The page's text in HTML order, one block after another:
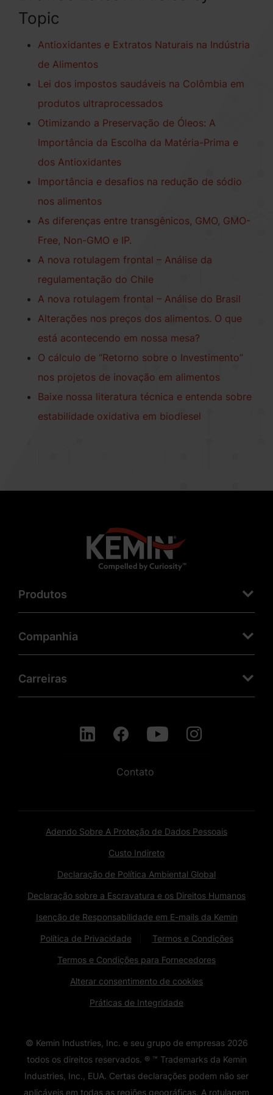
Topic
Antioxidantes e Extratos Naturais na Indústria
de Alimentos
Lei dos impostos saudáveis na Colômbia em
produtos ultraprocessados
Otimizando a Preservação de Óleos: A
Importância da Escolha da Matéria-Prima e
dos Antioxidantes
Importância e desafios na redução de sódio
nos alimentos
As diferenças entre transgênicos, GMO, GMO-
Free, Non-GMO e IP.
A nova rotulagem frontal – Análise da
regulamentação do Chile
A nova rotulagem frontal – Análise do Brasil
Alterações nos preços dos alimentos. O que
está acontecendo em nossa mesa?
O cálculo de “Retorno sobre o Investimento”
nos projetos de inovação em alimentos
Baixe nossa literatura técnica e entenda sobre
estabilidade oxidativa em biodiesel
Produtos
Companhia
Carreiras
Contato
Adendo Sobre A Proteção de Dados Pessoais
Custo Indireto
Declaração de Política Ambiental Global
Declaração sobre a Escravatura e os Direitos Humanos
Isenção de Responsabilidade em E-mails da Kemin
Política de Privacidade Termos e Condições
Termos e Condições para Fornecedores
Alterar consentimento de cookies
Práticas de Integridade
© Kemin Industries, Inc. e seu grupo de empresas 2026
todos os direitos reservados. ® ™ Trademarks da Kemin
Industries, Inc., EUA. Certas declarações podem não ser
aplicáveis ​​em todas as regiões geográficas. A rotulagem